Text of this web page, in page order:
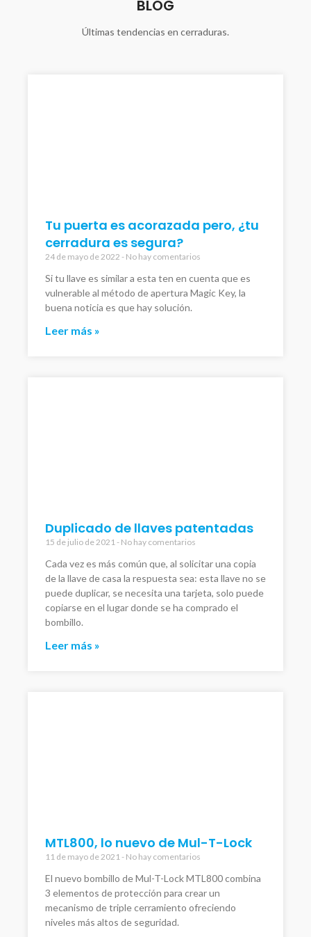
BLOG
Últimas tendencias en cerraduras.
Tu puerta es acorazada pero, ¿tu
cerradura es segura?
24 de mayo de 2022 No hay comentarios
Si tu llave es similar a esta ten en cuenta que es
vulnerable al método de apertura Magic Key, la
buena noticia es que hay solución.
Leer más »
Duplicado de llaves patentadas
15 de julio de 2021 No hay comentarios
Cada vez es más común que, al solicitar una copia
de la llave de casa la respuesta sea: esta llave no se
puede duplicar, se necesita una tarjeta, solo puede
copiarse en el lugar donde se ha comprado el
bombillo.
Leer más »
MTL800, lo nuevo de Mul-T-Lock
11 de mayo de 2021 No hay comentarios
El nuevo bombillo de Mul-T-Lock MTL800 combina
3 elementos de protección para crear un
mecanismo de triple cerramiento ofreciendo
niveles más altos de seguridad.